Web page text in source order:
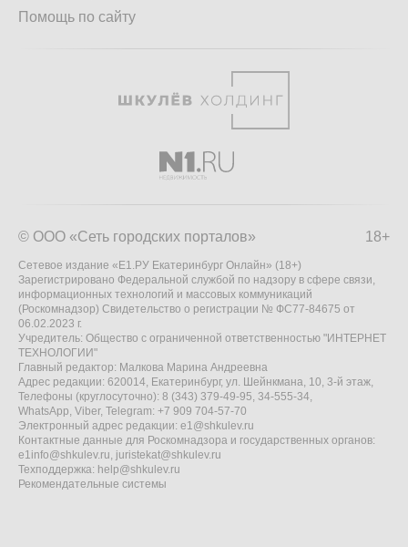
Помощь по сайту
18+
© ООО «Сеть городских порталов»
Сетевое издание «Е1.РУ Екатеринбург Онлайн» (18+)
Зарегистрировано Федеральной службой по надзору в сфере связи,
информационных технологий и массовых коммуникаций
(Роскомнадзор) Свидетельство о регистрации № ФС77-84675 от
06.02.2023 г.
Учредитель: Общество с ограниченной ответственностью "ИНТЕРНЕТ
ТЕХНОЛОГИИ"
Главный редактор: Малкова Марина Андреевна
Адрес редакции: 620014, Екатеринбург, ул. Шейнкмана, 10, 3-й этаж,
Телефоны (круглосуточно): 8 (343) 379-49-95, 34-555-34,
WhatsApp, Viber, Telegram: +7 909 704-57-70
Электронный адрес редакции: e1@shkulev.ru
Контактные данные для Роскомнадзора и государственных органов:
e1info@shkulev.ru, juristekat@shkulev.ru
Техподдержка: help@shkulev.ru
Рекомендательные системы